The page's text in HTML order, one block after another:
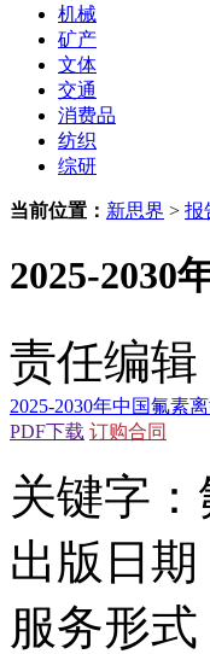
机械
矿产
文体
交通
消费品
纺织
综研
当前位置： 新思界 > 报
2025-2030
责任编
2025-2030年中国氟素
PDF下载 订购合同
关键字：
出版日期
服务形